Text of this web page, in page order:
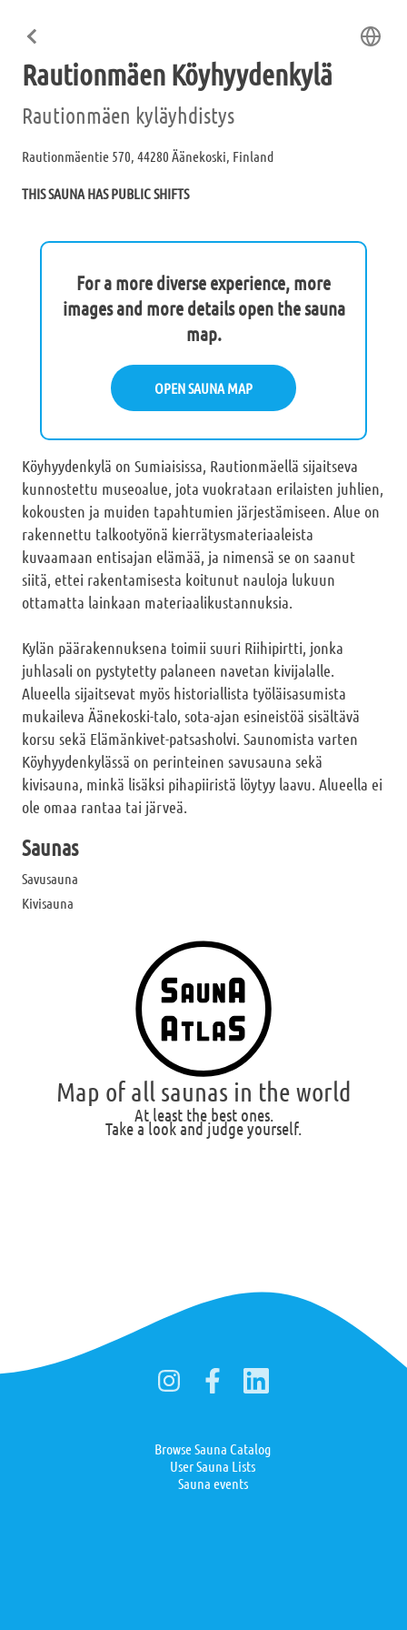
Rautionmäen Köyhyydenkylä
Rautionmäen kyläyhdistys
Rautionmäentie 570, 44280 Äänekoski, Finland
THIS SAUNA HAS PUBLIC SHIFTS
For a more diverse experience, more
images and more details open the sauna
map.
OPEN SAUNA MAP
Köyhyydenkylä on Sumiaisissa, Rautionmäellä sijaitseva
kunnostettu museoalue, jota vuokrataan erilaisten juhlien,
kokousten ja muiden tapahtumien järjestämiseen. Alue on
rakennettu talkootyönä kierrätysmateriaaleista
kuvaamaan entisajan elämää, ja nimensä se on saanut
siitä, ettei rakentamisesta koitunut nauloja lukuun
ottamatta lainkaan materiaalikustannuksia.
Kylän päärakennuksena toimii suuri Riihipirtti, jonka
juhlasali on pystytetty palaneen navetan kivijalalle.
Alueella sijaitsevat myös historiallista työläisasumista
mukaileva Äänekoski-talo, sota-ajan esineistöä sisältävä
korsu sekä Elämänkivet-patsasholvi. Saunomista varten
Köyhyydenkylässä on perinteinen savusauna sekä
kivisauna, minkä lisäksi pihapiiristä löytyy laavu. Alueella ei
ole omaa rantaa tai järveä.
Saunas
Savusauna
Kivisauna
Map of all saunas in the world
At least the best ones.
Take a look and judge yourself.
Browse Sauna Catalog
User Sauna Lists
Sauna events